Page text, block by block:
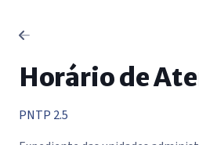
Horário de
PNTP 2.5